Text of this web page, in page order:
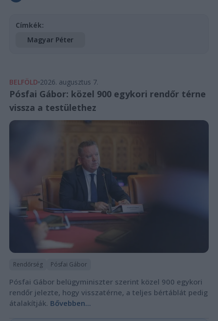
Címkék:
Magyar Péter
BELFÖLD 2026. augusztus 7.
Pósfai Gábor: közel 900 egykori rendőr térne
vissza a testülethez
Rendőrség Pósfai Gábor
Pósfai Gábor belügyminiszter szerint közel 900 egykori
rendőr jelezte, hogy visszatérne, a teljes bértáblát pedig
átalakítják. Bővebben...